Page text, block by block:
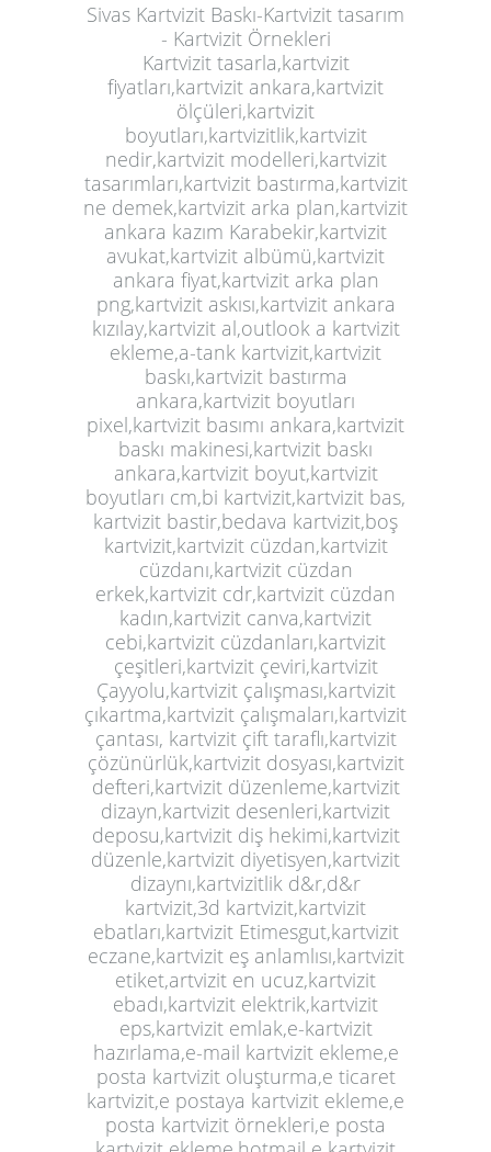
Sivas Kartvizit Baskı-Kartvizit tasarım
- Kartvizit Örnekleri
Kartvizittasarla,kartvizit
fiyatları,kartvizit ankara,kartvizit
ölçüleri,kartvizit
boyutları,kartvizitlik,kartvizit
nedir,kartvizit modelleri,kartvizit
tasarımları,kartvizit bastırma,kartvizit
ne demek,kartvizit arka plan,kartvizit
ankara kazım Karabekir,kartvizit
avukat,kartvizit albümü,kartvizit
ankara fiyat,kartvizit arka plan
png,kartvizit askısı,kartvizit ankara
kızılay,kartvizit al,outlook a kartvizit
ekleme,a-tank kartvizit,kartvizit
baskı,kartvizit bastırma
ankara,kartvizit boyutları
pixel,kartvizit basımı ankara,kartvizit
baskı makinesi,kartvizit baskı
ankara,kartvizit boyut,kartvizit
boyutları cm,bi kartvizit,kartvizit bas,
kartvizit bastir,bedava kartvizit,boş
kartvizit,kartvizit cüzdan,kartvizit
cüzdanı,kartvizit cüzdan
erkek,kartvizit cdr,kartvizit cüzdan
kadın,kartvizit canva,kartvizit
cebi,kartvizit cüzdanları,kartvizit
çeşitleri,kartvizit çeviri,kartvizit
Çayyolu,kartvizit çalışması,kartvizit
çıkartma,kartvizit çalışmaları,kartvizit
çantası, kartvizit çift taraflı,kartvizit
çözünürlük,kartvizit dosyası,kartvizit
defteri,kartvizit düzenleme,kartvizit
dizayn,kartvizit desenleri,kartvizit
deposu,kartvizit diş hekimi,kartvizit
düzenle,kartvizit diyetisyen,kartvizit
dizaynı,kartvizitlik d&r,d&r
kartvizit,3d kartvizit,kartvizit
ebatları,kartvizit Etimesgut,kartvizit
eczane,kartvizit eş anlamlısı,kartvizit
etiket,artvizit en ucuz,kartvizit
ebadı,kartvizit elektrik,kartvizit
eps,kartvizit emlak,e-kartvizit
hazırlama,e-mail kartvizit ekleme,e
posta kartvizit oluşturma,e ticaret
kartvizit,e postaya kartvizit ekleme,e
posta kartvizit örnekleri,e posta